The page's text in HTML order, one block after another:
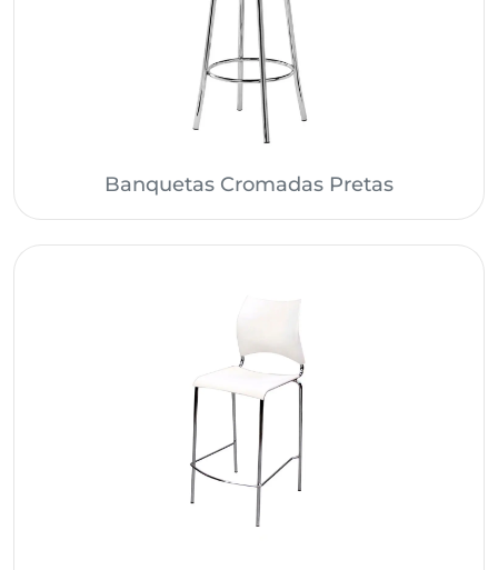
Banquetas Cromadas Pretas